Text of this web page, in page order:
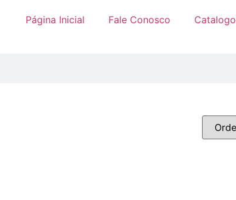
Página Inicial Fale Conosco Catalogo